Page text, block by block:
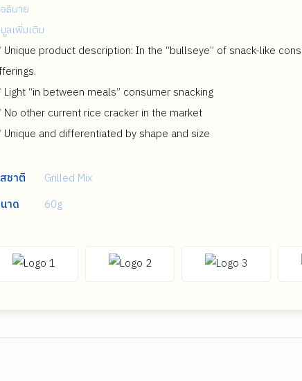
ธิบาย
ลเพิ่มเติม
Unique product description: In the “bullseye” of snack-like
Light “in between meals” consumer snacking
No other current rice cracker in the market
Unique and differentiated by shape and size
ชาติ
Grilled Mix
าด
60g